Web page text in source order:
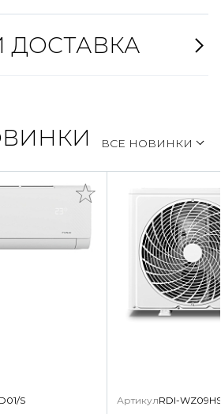
ДОСТАВКА
ВСЕ НОВИНКИ
S АртикулRDI-